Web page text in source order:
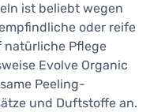
ist beliebt wegen
oder reife
natürliche Pflege
Evolve Organic
Peeling-
und Duftstoffe an.